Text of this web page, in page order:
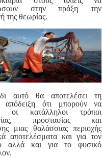
στην πράξη την
της θεωρίας.
αυτό θα αποτελέσει τη
απόδειξη ότι μπορούν να
οι κατάλληλοι τρόποι
προστασίας και
μιας θαλάσσιας περιοχής
αποτελέσματα και για τον
αλλά και για το φυσικό